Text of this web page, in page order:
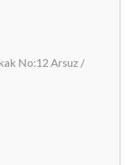
No:12 Arsuz /